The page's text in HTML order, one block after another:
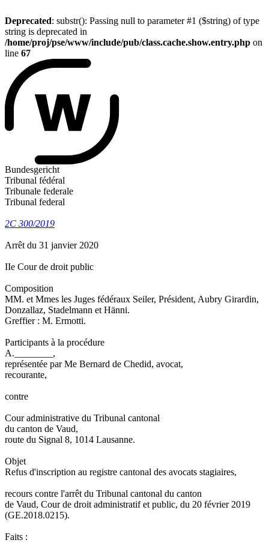
Deprecated: substr(): Passing null to parameter #1 ($string) of type
string is deprecated in
/home/proj/pse/www/include/pub/class.cache.show.entry.php on
line 67
Bundesgericht
Tribunal fédéral
Tribunale federale
Tribunal federal
2C 300/2019
Arrêt du 31 janvier 2020
IIe Cour de droit public
Composition
MM. et Mmes les Juges fédéraux Seiler, Président, Aubry Girardin,
Donzallaz, Stadelmann et Hänni.
Greffier : M. Ermotti.
Participants à la procédure
A.________,
représentée par Me Bernard de Chedid, avocat,
recourante,
contre
Cour administrative du Tribunal cantonal
du canton de Vaud,
route du Signal 8, 1014 Lausanne.
Objet
Refus d'inscription au registre cantonal des avocats stagiaires,
recours contre l'arrêt du Tribunal cantonal du canton
de Vaud, Cour de droit administratif et public, du 20 février 2019
(GE.2018.0215).
Faits :